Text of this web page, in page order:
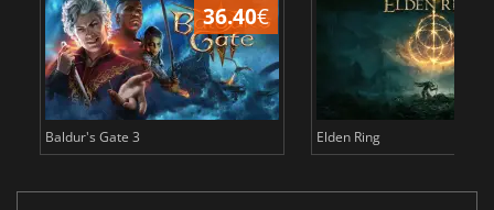
36.40€
Baldur's Gate 3 Elden Ring